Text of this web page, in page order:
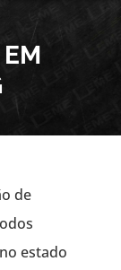
de
estado